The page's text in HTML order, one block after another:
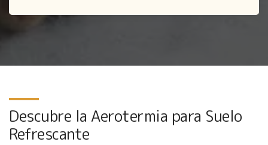
Descubre la Aerotermia para Suelo
Refrescante